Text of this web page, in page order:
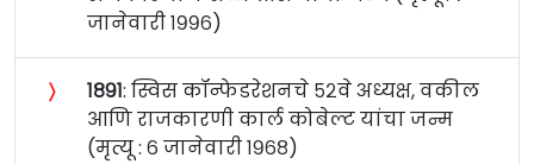
जानेवारी १९९६)
〉 १८९१: स्विस कॉन्फेडरेशनचे ५२वे अध्यक्ष, वकील
आणि राजकारणी कार्ल कोबेल्ट यांचा जन्म
(मृत्यू : ६ जानेवारी १९६८)